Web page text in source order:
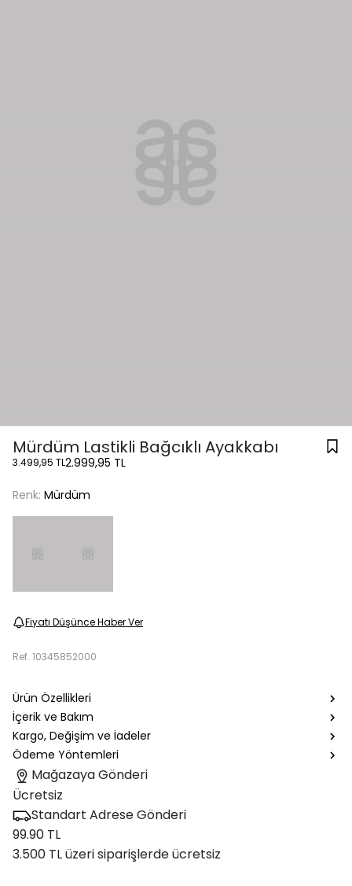
Mürdüm Lastikli Bağcıklı Ayakkabı
3.499,95 TL2.999,95 TL
Renk: Mürdüm
Fiyatı Düşünce Haber Ver
Ref. 10345852000
Ürün Özellikleri
İçerik ve Bakım
Kargo, Değişim ve İadeler
Ödeme Yöntemleri
Mağazaya Gönderi
Ücretsiz
Standart Adrese Gönderi
99.90 TL
3.500 TL üzeri siparişlerde ücretsiz